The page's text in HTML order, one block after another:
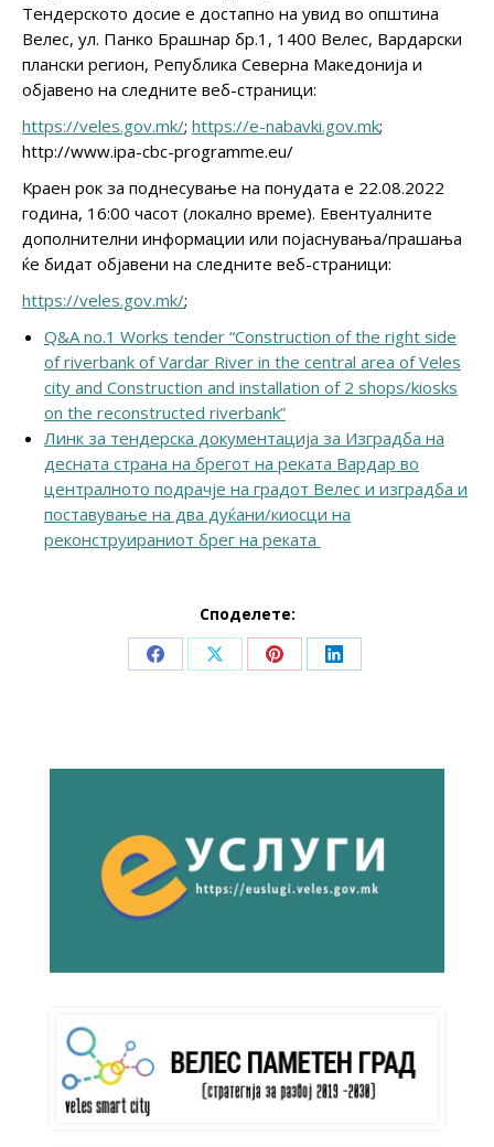
Тендерското досие е достапно на увид во општина
Велес, ул. Панко Брашнар бр.1, 1400 Велес, Вардарски
плански регион, Република Северна Македонија и
објавено на следните веб-страници:
https://veles.gov.mk/; https://e-nabavki.gov.mk;
http://www.ipa-cbc-programme.eu/
Краен рок за поднесување на понудата е 22.08.2022
година, 16:00 часот (локално време). Евентуалните
дополнителни информации или појаснувања/прашања
ќе бидат објавени на следните веб-страници:
https://veles.gov.mk/;
Q&A no.1 Works tender “Construction of the right side
of riverbank of Vardar River in the central area of Veles
city and Construction and installation of 2 shops/kiosks
on the reconstructed riverbank”
Линк за тендерска документација за Изградба на
десната страна на брегот на реката Вардар во
централното подрачје на градот Велес и изградба и
поставување на два дуќани/киосци на
реконструираниот брег на реката
Споделете:
Share Share Share Share